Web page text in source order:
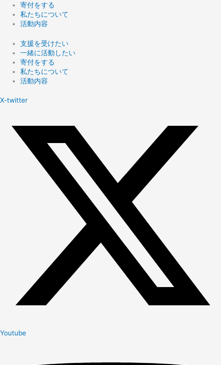
寄付をする
私たちについて
活動内容
支援を受けたい
一緒に活動したい
寄付をする
私たちについて
活動内容
X-twitter
Youtube